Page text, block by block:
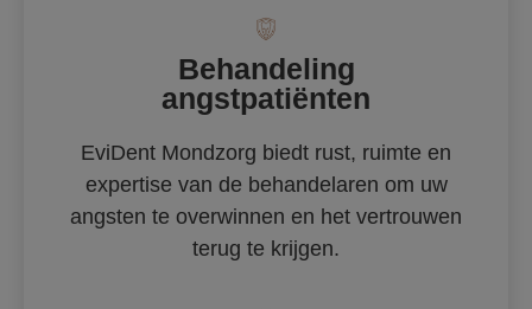
Behandeling
angstpatiënten
EviDent Mondzorg biedt rust, ruimte en
expertise van de behandelaren om uw
angsten te overwinnen en het vertrouwen
terug te krijgen.